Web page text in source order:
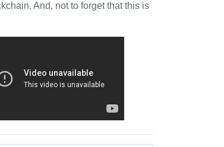
And, not to forget that this is